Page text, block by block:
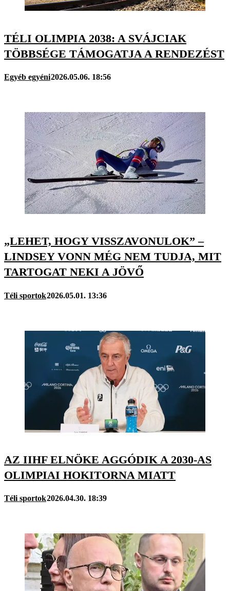
TÉLI OLIMPIA 2038: A SVÁJCIAK
TÖBBSÉGE TÁMOGATJA A RENDEZÉST
Egyéb egyéni2026.05.06. 18:56
„LEHET, HOGY VISSZAVONULOK” –
LINDSEY VONN MÉG NEM TUDJA, MIT
TARTOGAT NEKI A JÖVŐ
Téli sportok2026.05.01. 13:36
AZ IIHF ELNÖKE AGGÓDIK A 2030-AS
OLIMPIAI HOKITORNA MIATT
Téli sportok2026.04.30. 18:39